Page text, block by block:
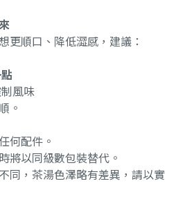
更順口、降低澀感，建議：
風味
。
何配件。
將以同級數包裝替代。
同，茶湯色澤略有差異，請以實